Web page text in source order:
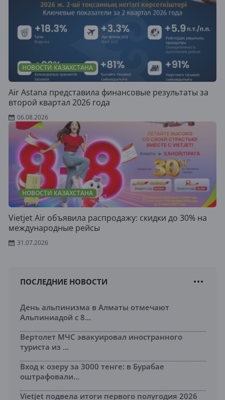
НОВОСТИ КАЗАХСТАНА
Air Astana представила финансовые результаты за
второй квартал 2026 года
06.08.2026
НОВОСТИ КАЗАХСТАНА
Vietjet Air объявила распродажу: скидки до 30% на
международные рейсы
31.07.2026
ПОСЛЕДНИЕ НОВОСТИ
День альпинизма в Алматы отмечают
Альпиниадой с 8...
Вертолет МЧС эвакуировал иностранного
туриста из ...
Вход к озеру за 3000 тенге: в Бурабае
оштрафовали...
Vietjet подвела итоги первого полугодия 2026